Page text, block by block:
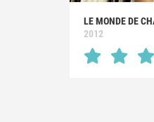
LE MONDE DE
2012